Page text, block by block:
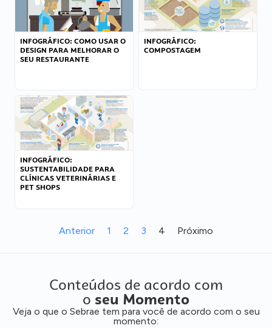
INFOGRÁFICO: COMO USAR O
DESIGN PARA MELHORAR O
SEU RESTAURANTE
INFOGRÁFICO:
COMPOSTAGEM
INFOGRÁFICO:
SUSTENTABILIDADE PARA
CLÍNICAS VETERINÁRIAS E
PET SHOPS
Anterior 1 2 3 4 Próximo
Conteúdos de acordo com
o seu Momento
Veja o que o Sebrae tem para você de acordo com o seu
momento: